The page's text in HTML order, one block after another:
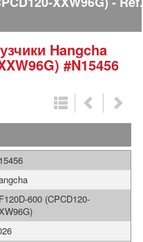
Hangcha
#N15456
600 (CPCD120-